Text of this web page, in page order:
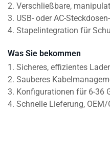
2. Verschließbare,
3. USB- oder AC-
4. Stapelintegration für
Was Sie bekommen
1. Sicheres, effizientes
2. Sauberes
3. Konfigurationen für 6-36
4. Schnelle Lieferung,